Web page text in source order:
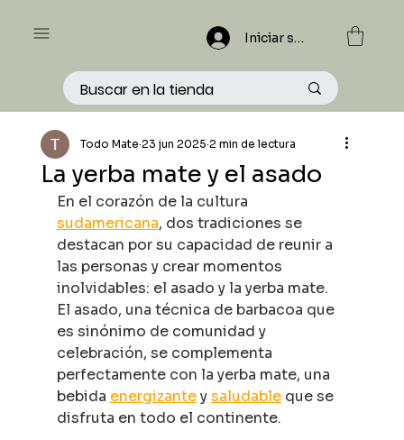
Iniciar sesión
La yerba mate y el asado
Todo Mate 23 jun 2025 2 min de lectura
En el corazón de la cultura
sudamericana, dos tradiciones se
destacan por su capacidad de reunir a
las personas y crear momentos
inolvidables: el asado y la yerba mate.
El asado, una técnica de barbacoa que
es sinónimo de comunidad y
celebración, se complementa
perfectamente con la yerba mate, una
bebida energizante y saludable que se
disfruta en todo el continente.